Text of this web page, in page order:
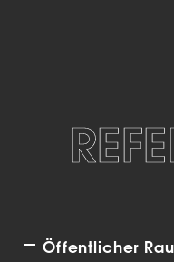
Öffentlicher